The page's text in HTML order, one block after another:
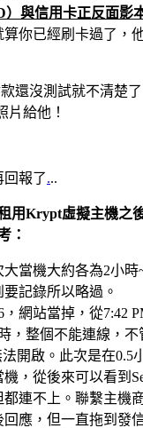
）與信用卡正反面影
算你已經刷卡過了，
還沒測試就不清楚
片給他！
報了...
用Krypt虛擬主機之
：
大當機大約各為2小時
要記錄所以略過。
，網站當掉，從7:42
，整個不能連線，
法開啟。此次是在0.5
機，從後來可以看到
都連不上。聯繫主機
回應，但一直拖到發